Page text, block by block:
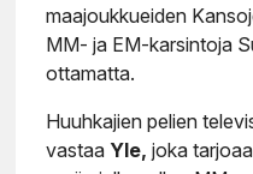
maajoukkueiden
MM- ja EM-karsintoja
ottamatta.
Huuhkajien pelien
vastaa Yle,joka